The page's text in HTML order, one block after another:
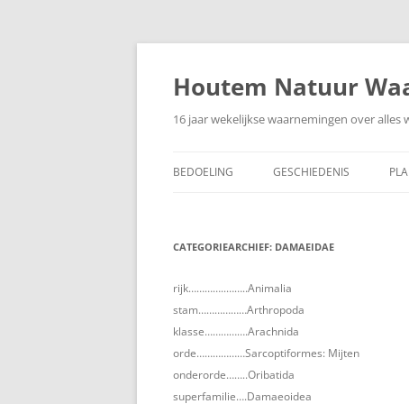
Ga
inhoud
Houtem Natuur
16 jaar wekelijkse waarnemingen over
BEDOELING GESCHIEDENIS
CATEGORIEARCHIEF: DAMAEIDAE
rijk…………..……..Animalia
stam………………Arthropoda
klasse…………….Arachnida
orde………………Sarcoptiformes: Mijten
onderorde……..Oribatida
superfamilie….Damaeoidea